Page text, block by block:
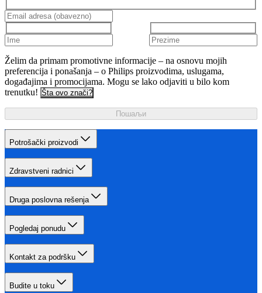
Želim da primam promotivne informacije – na osnovu mojih
preferencija i ponašanja – o Philips proizvodima, uslugama,
događajima i promocijama. Mogu se lako odjaviti u bilo kom
trenutku! Šta ovo znači?
Пошаљи
Potrošački proizvodi
Zdravstveni radnici
Druga poslovna rešenja
Pogledaj ponudu
Kontakt za podršku
Budite u toku